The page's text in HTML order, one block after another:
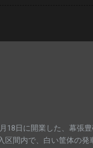
日に開業した、幕張
区間内で、白い筐体の